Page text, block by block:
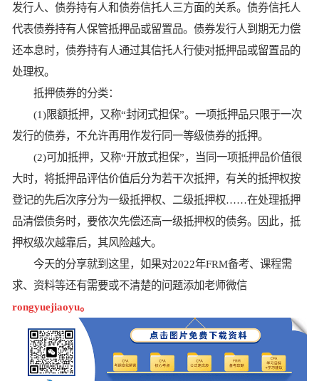
发行人、债券持有人和债券信托人三方面的关系。债券信托人
代表债券持有人保管抵押品或留置品。债券发行人到期无力偿
还本息时，债券持有人通过其信托人行使对抵押品或留置品的
处理权。
抵押债券的分类：
(1)限额抵押，又称“封闭式担保”。一项抵押品只限于一次
发行的债券，不允许再用作发行同一等级债券的抵押。
(2)可加抵押，又称“开放式担保”，当同一项抵押品价值很
大时，将抵押品评估价值后分为若干次抵押，有关的抵押权按
登记的先后次序分为一级抵押权、二级抵押权……在处理抵押
品清偿债务时，要依次先偿还高一级抵押权的债务。因此，抵
押权级次越靠后，其风险越大。
今天的分享就到这里，如果对2022年FRM备考、课程需
求、资料等还有需要或不清楚的问题添加老师微信
rongyuejiaoyu。